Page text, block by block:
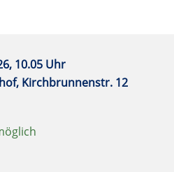
10.05 Uhr
Kirchbrunnenstr. 12